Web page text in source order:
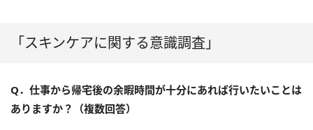
「スキンケアに関する意識調査」
Q．仕事から帰宅後の余暇時間が十分にあれば行いたいことは
ありますか？（複数回答）